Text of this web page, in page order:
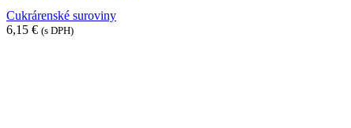
Cukrárenské suroviny
6,15 € (s DPH)